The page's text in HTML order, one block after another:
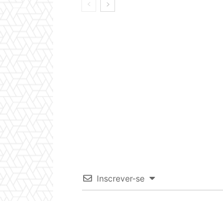
Inscrever-se